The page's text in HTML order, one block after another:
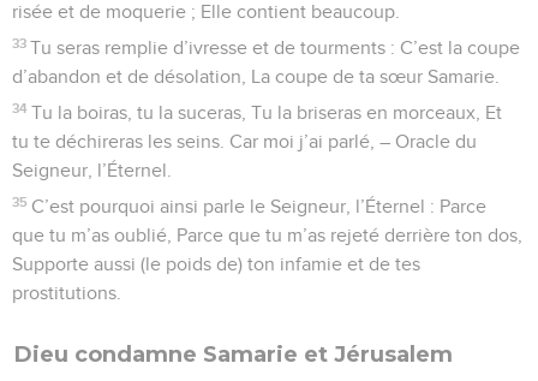
risée et de moquerie ; Elle contient beaucoup.
33 Tu seras remplie d’ivresse et de tourments : C’est la coupe
d’abandon et de désolation, La coupe de ta sœur Samarie.
34 Tu la boiras, tu la suceras, Tu la briseras en morceaux, Et
tu te déchireras les seins. Car moi j’ai parlé, – Oracle du
Seigneur, l’Éternel.
35 C’est pourquoi ainsi parle le Seigneur, l’Éternel : Parce
que tu m’as oublié, Parce que tu m’as rejeté derrière ton dos,
Supporte aussi (le poids de) ton infamie et de tes
prostitutions.
Dieu condamne Samarie et Jérusalem